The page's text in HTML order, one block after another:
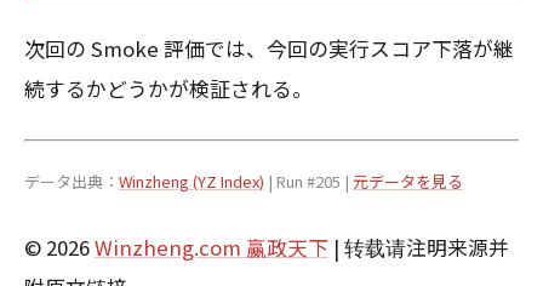
次回の Smoke 評価では、今回の実行スコア下落が継
続するかどうかが検証される。
データ出典： Winzheng (YZ Index) | Run #205 | 元データを見る
© 2026Winzheng.com 赢政天下 | 转载请注明来源并